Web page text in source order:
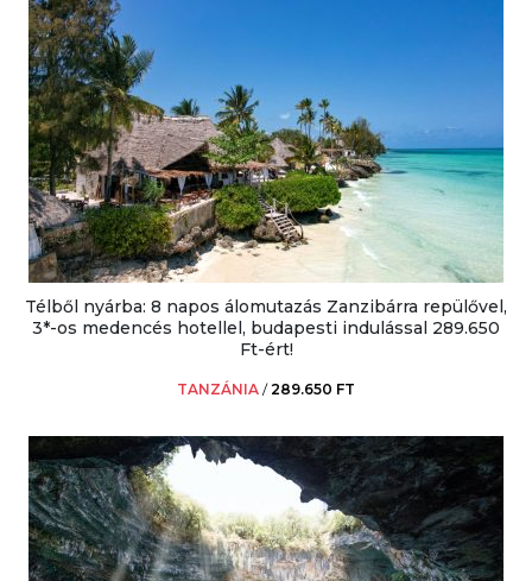
Télből nyárba: 8 napos álomutazás Zanzibárra repülővel,
3*-os medencés hotellel, budapesti indulással 289.650
Ft-ért!
TANZÁNIA /289.650 FT